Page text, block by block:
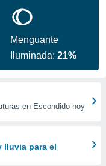
Menguante
Iluminada:21%
en Escondido hoy
lluvia para el